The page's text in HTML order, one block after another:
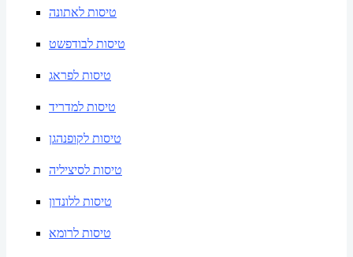
טיסות לאתונה
טיסות לבודפשט
טיסות לפראג
טיסות למדריד
טיסות לקופנהגן
טיסות לסיציליה
טיסות ללונדון
טיסות לרומא